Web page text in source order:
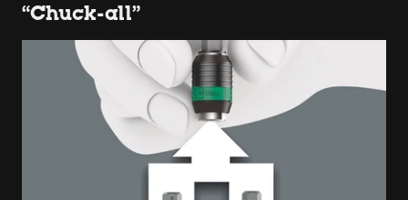
“Chuck-all”